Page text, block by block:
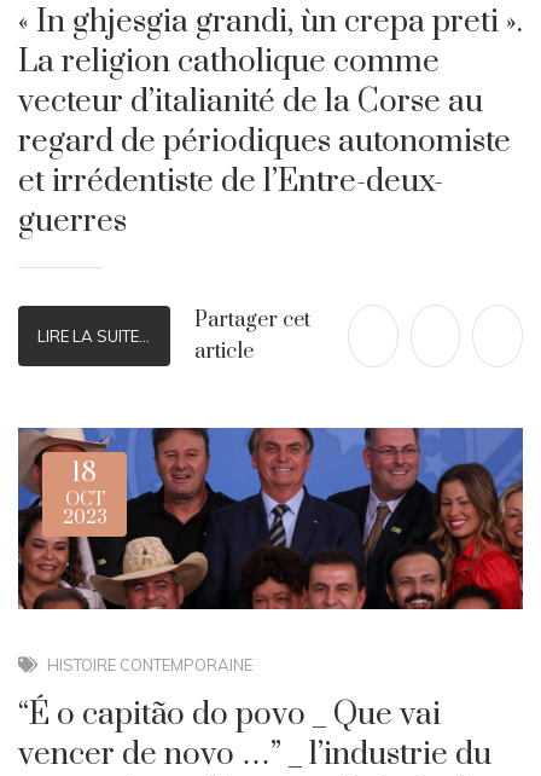
« In ghjesgia grandi, ùn crepa preti ».
La religion catholique comme
vecteur d’italianité de la Corse au
regard de périodiques autonomiste
et irrédentiste de l’Entre-deux-
guerres
LIRE LA SUITE...
Partager cet
article
18
OCT
2023
HISTOIRE CONTEMPORAINE
“É o capitão do povo _ Que vai
vencer de novo …” _ l’industrie du